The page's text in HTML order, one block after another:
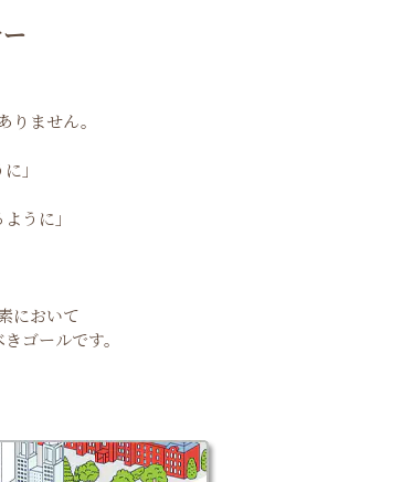
りません。
」
うに」
において
ゴールです。